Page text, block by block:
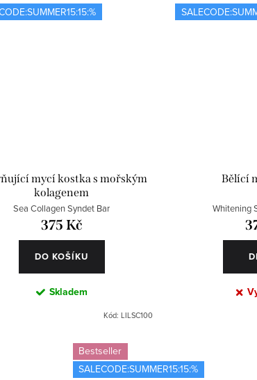
mycí kostka s mořským
kolagenem
Sea Collagen Syndet Bar
375 Kč
DO KOŠÍKU
Skladem
Kód: LILSC100
Bělící
Whitening
Bestseller
SALECODE:SUMMER15:15:%